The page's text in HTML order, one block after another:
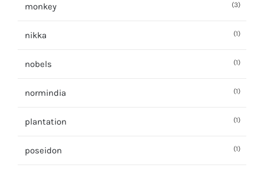
monkey (3)
nikka (1)
nobels (1)
normindia (1)
plantation (1)
poseidon (1)